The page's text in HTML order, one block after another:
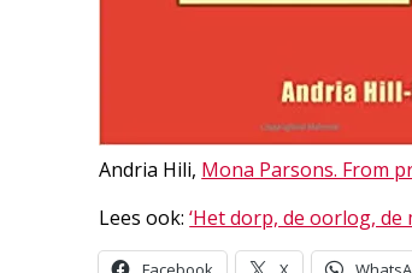
Andria Hili, Mona Parsons. From
Lees ook:‘Het dorp, de oorlog, de